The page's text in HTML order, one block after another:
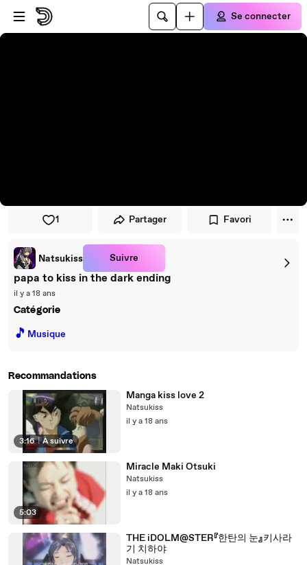
Passer au player
Passer au contenu principal
Se connecter
1 Partager Favori
Natsukiss Suivre
papa to kiss in the dark ending
il y a 18 ans
Catégorie
🎵 Musique
Recommandations
3:16 | À suivre
Manga kiss love 2
Natsukiss
il y a 18 ans
5:03
Miracle Maki Otsuki
Natsukiss
il y a 18 ans
THE iDOLM@STER『한탄의 눈』키사라
기 치하야
Natsukiss